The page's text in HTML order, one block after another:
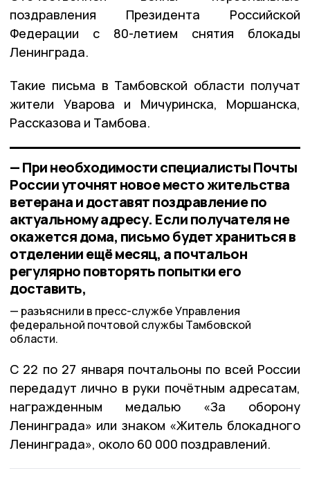
поздравления Президента Российской
Федерации с 80-летием снятия блокады
Ленинграда.
Такие письма в Тамбовской области получат
жители Уварова и Мичуринска, Моршанска,
Рассказова и Тамбова.
— При необходимости специалисты Почты
России уточнят новое место жительства
ветерана и доставят поздравление по
актуальному адресу. Если получателя не
окажется дома, письмо будет храниться в
отделении ещё месяц, а почтальон
регулярно повторять попытки его
доставить,
разъяснили в пресс-службе Управления
федеральной почтовой службы Тамбовской
области.
С 22 по 27 января почтальоны по всей России
передадут лично в руки почётным адресатам,
награжденным медалью «За оборону
Ленинграда» или знаком «Житель блокадного
Ленинграда», около 60 000 поздравлений.